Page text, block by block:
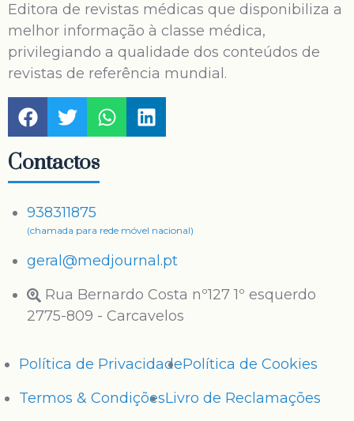
Editora de revistas médicas que disponibiliza a
melhor informação à classe médica,
privilegiando a qualidade dos conteúdos de
revistas de referência mundial.
Contactos
938311875
(chamada para rede móvel nacional)
geral@medjournal.pt
Rua Bernardo Costa nº127 1º esquerdo
2775-809 - Carcavelos
Política de PrivacidadePolítica de Cookies
Termos & CondiçõesLivro de Reclamações